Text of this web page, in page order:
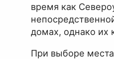
время как
домах, однако их
При выборе